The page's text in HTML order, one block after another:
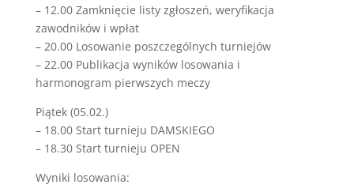
– 12.00 Zamknięcie listy zgłoszeń, weryfikacja
zawodników i wpłat
– 20.00 Losowanie poszczególnych turniejów
– 22.00 Publikacja wyników losowania i
harmonogram pierwszych meczy
Piątek (05.02.)
– 18.00 Start turnieju DAMSKIEGO
– 18.30 Start turnieju OPEN
Wyniki losowania: